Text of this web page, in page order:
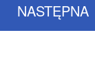
NASTĘPNA